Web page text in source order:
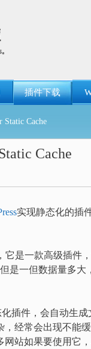
插件下载
Cache
Cache
实现静态化的插
它是一款高级插
是一但数据量多
化插件，会自动生
经常会出现不能
站如果要使用它